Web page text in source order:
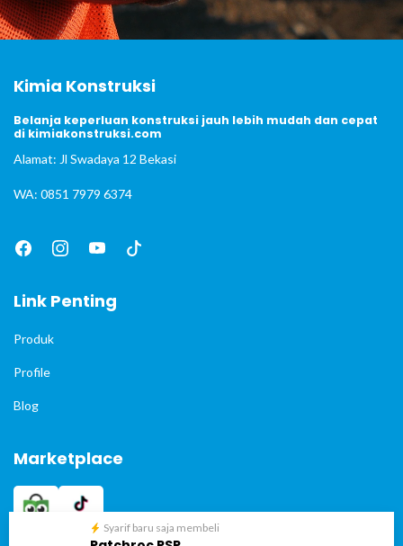
Kimia Konstruksi
Belanja keperluan konstruksi jauh lebih mudah dan cepat
di kimiakonstruksi.com
Alamat: Jl Swadaya 12 Bekasi
WA: 0851 7979 6374
Link Penting
Produk
Profile
Blog
Marketplace
Syarif baru saja membeli